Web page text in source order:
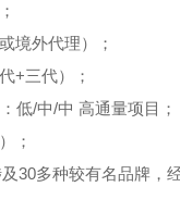
境外代理）；
+三代）；
低/中/中 高通量项目；
；
及30多种较有名品牌，